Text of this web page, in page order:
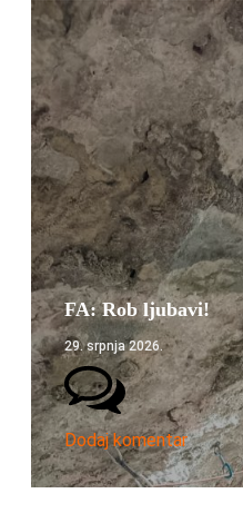
FA: Rob ljubavi!
29. srpnja 2026.
Dodaj komentar